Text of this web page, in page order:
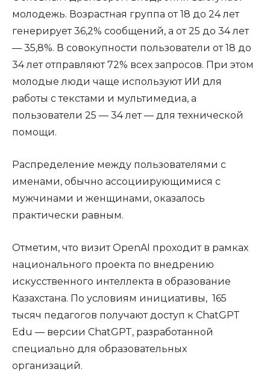
молодежь. Возрастная группа от 18 до 24 лет
генерирует 36,2% сообщений, а от 25 до 34 лет
— 35,8%. В совокупности пользователи от 18 до
34 лет отправляют 72% всех запросов. При этом
молодые люди чаще используют ИИ для
работы с текстами и мультимедиа, а
пользователи 25 — 34 лет — для технической
помощи.
Распределение между пользователями с
именами, обычно ассоциирующимися с
мужчинами и женщинами, оказалось
практически равным.
Отметим, что визит OpenAI проходит в рамках
национального проекта по внедрению
искусственного интеллекта в образование
Казахстана. По условиям инициативы, 165
тысяч педагогов получают доступ к ChatGPT
Edu — версии ChatGPT, разработанной
специально для образовательных
организаций.